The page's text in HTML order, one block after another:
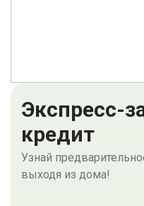
Экспресс-
кредит
Узнай
выходя из дома!